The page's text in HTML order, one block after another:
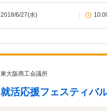
2018/6/27(水)
東大阪商工会議所
就活応援フェスティバ